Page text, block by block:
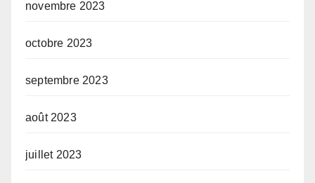
novembre 2023
octobre 2023
septembre 2023
août 2023
juillet 2023